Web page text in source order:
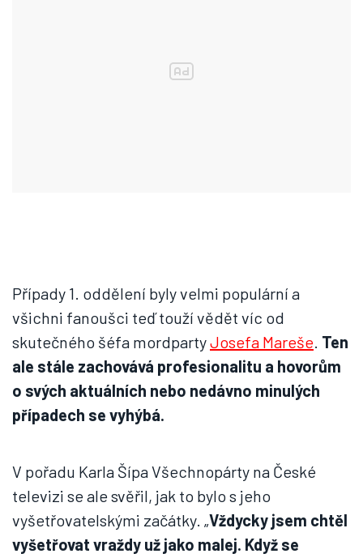
Případy 1. oddělení byly velmi populární a
všichni fanoušci teď touží vědět víc od
skutečného šéfa mordpartyJosefa Mareše. Ten
ale stále zachovává profesionalitu a hovorům
o svých aktuálních nebo nedávno minulých
případech se vyhýbá.
V pořadu Karla Šípa Všechnopárty na České
televizi se ale svěřil, jak to bylo s jeho
vyšetřovatelskými začátky. „Vždycky jsem chtěl
vyšetřovat vraždy už jako malej. Když se